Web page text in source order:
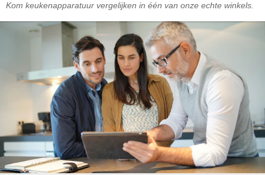
Kom keukenapparatuur vergelijken in één van onze echte winkels.